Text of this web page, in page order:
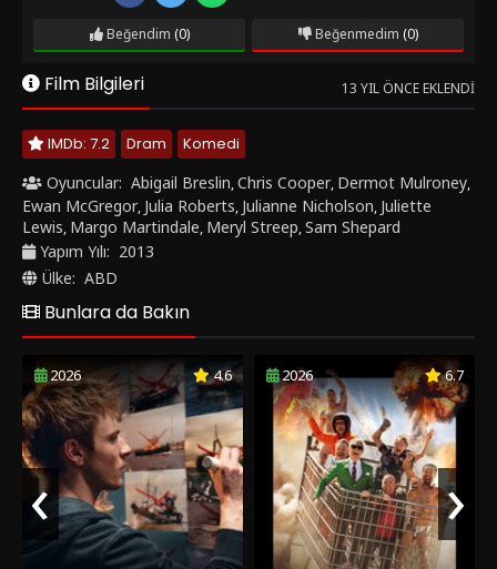
Beğendim (0) Beğenmedim (0)
Film Bilgileri 13 YIL ÖNCE EKLENDI
IMDb: 7.2 Dram
Komedi
Oyuncular: Abigail Breslin,Chris Cooper, Dermot Mulroney,
Ewan McGregor, Julia Roberts, Julianne Nicholson, Juliette
Lewis, Margo Martindale, Meryl Streep,Sam Shepard
Yapım Yılı: 2013
Ülke: ABD
Bunlara da Bakın
2026 4.6 2026 6.7
‹ ›